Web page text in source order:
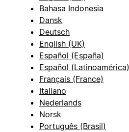
Bahasa Indonesia
Dansk
Deutsch
English (UK)
Español (España)
Español (Latinoamérica)
Français (France)
Italiano
Nederlands
Norsk
Português (Brasil)